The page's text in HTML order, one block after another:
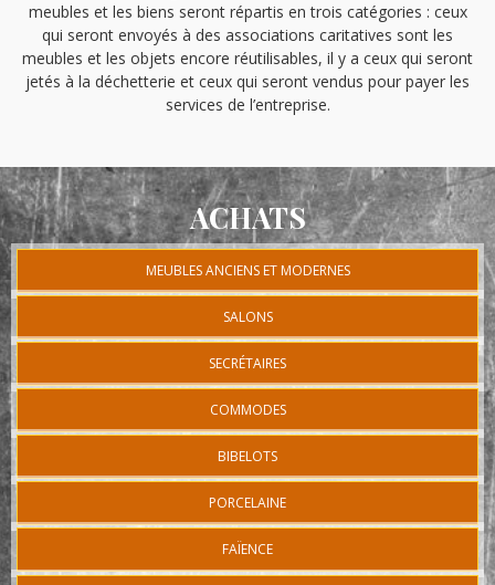
meubles et les biens seront répartis en trois catégories : ceux
qui seront envoyés à des associations caritatives sont les
meubles et les objets encore réutilisables, il y a ceux qui seront
jetés à la déchetterie et ceux qui seront vendus pour payer les
services de l’entreprise.
ACHATS
MEUBLES ANCIENS ET MODERNES
SALONS
SECRÉTAIRES
COMMODES
BIBELOTS
PORCELAINE
FAÏENCE